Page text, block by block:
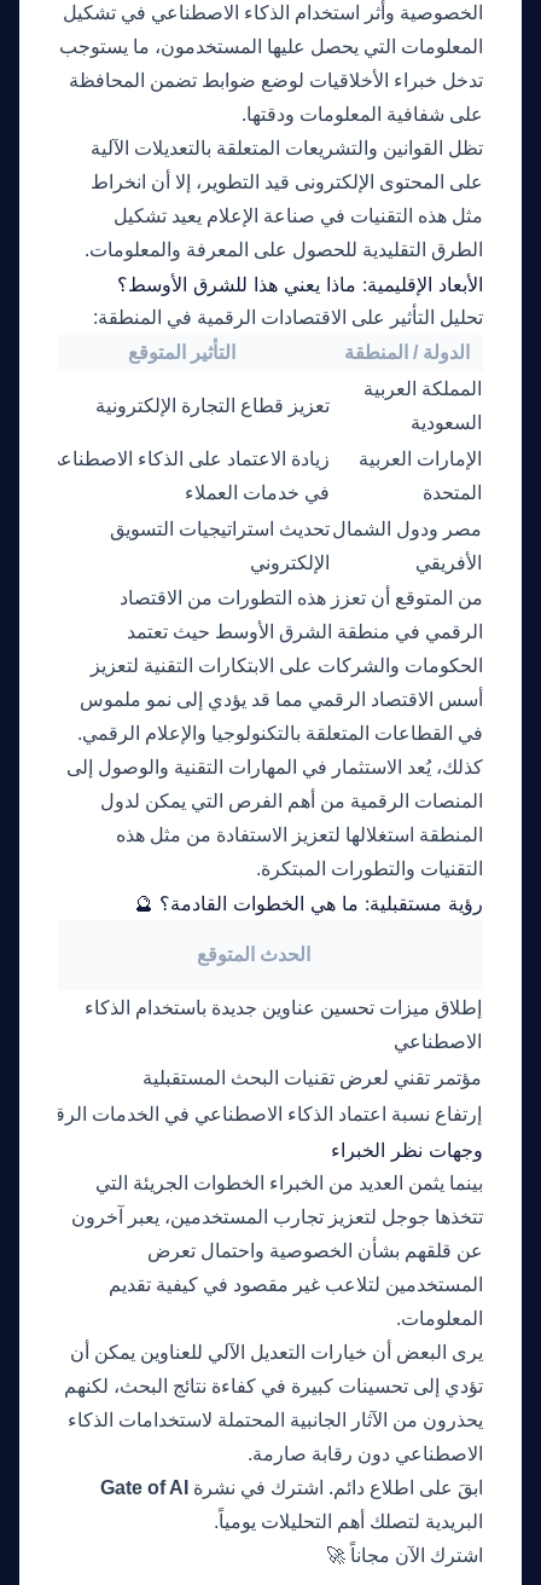
الخصوصية وأثر استخدام الذكاء الاصطناعي في تشكيل
المعلومات التي يحصل عليها المستخدمون، ما يستوجب
تدخل خبراء الأخلاقيات لوضع ضوابط تضمن المحافظة
على شفافية المعلومات ودقتها.
تظل القوانين والتشريعات المتعلقة بالتعديلات الآلية
على المحتوى الإلكترونى قيد التطوير، إلا أن انخراط
مثل هذه التقنيات في صناعة الإعلام يعيد تشكيل
الطرق التقليدية للحصول على المعرفة والمعلومات.
الأبعاد الإقليمية: ماذا يعني هذا للشرق الأوسط؟
تحليل التأثير على الاقتصادات الرقمية في المنطقة:
الدولة / المنطقة
التأثير المتوقع
المملكة العربية
السعودية
تعزيز قطاع التجارة الإلكترونية
الإمارات العربية
المتحدة
زيادة الاعتماد على الذكاء الاصطناعي
في خدمات العملاء
مصر ودول الشمال
الأفريقي
تحديث استراتيجيات التسويق
الإلكتروني
من المتوقع أن تعزز هذه التطورات من الاقتصاد
الرقمي في منطقة الشرق الأوسط حيث تعتمد
الحكومات والشركات على الابتكارات التقنية لتعزيز
أسس الاقتصاد الرقمي مما قد يؤدي إلى نمو ملموس
في القطاعات المتعلقة بالتكنولوجيا والإعلام الرقمي.
كذلك، يُعد الاستثمار في المهارات التقنية والوصول إلى
المنصات الرقمية من أهم الفرص التي يمكن لدول
المنطقة استغلالها لتعزيز الاستفادة من مثل هذه
التقنيات والتطورات المبتكرة.
رؤية مستقبلية: ما هي الخطوات القادمة؟ 🔮
الحدث المتوقع
إطلاق ميزات تحسين عناوين جديدة باستخدام الذكاء
الاصطناعي
مؤتمر تقني لعرض تقنيات البحث المستقبلية
إرتفاع نسبة اعتماد الذكاء الاصطناعي في الخدمات الرقمية
وجهات نظر الخبراء
بينما يثمن العديد من الخبراء الخطوات الجريئة التي
تتخذها جوجل لتعزيز تجارب المستخدمين، يعبر آخرون
عن قلقهم بشأن الخصوصية واحتمال تعرض
المستخدمين لتلاعب غير مقصود في كيفية تقديم
المعلومات.
يرى البعض أن خيارات التعديل الآلي للعناوين يمكن أن
تؤدي إلى تحسينات كبيرة في كفاءة نتائج البحث، لكنهم
يحذرون من الآثار الجانبية المحتملة لاستخدامات الذكاء
الاصطناعي دون رقابة صارمة.
ابقَ على اطلاع دائم. اشترك في نشرة Gate of AI
البريدية لتصلك أهم التحليلات يومياً.
اشترك الآن مجاناً 🚀